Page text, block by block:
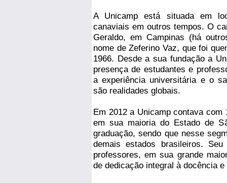
A Unicamp está situada em
canaviais em outros tempos. O
Geraldo, em Campinas (há
nome de Zeferino Vaz, que foi
1966. Desde a sua fundação a
presença de estudantes e
a experiência universitária e o
são realidades globais.
Em 2012 a Unicamp contava
em sua maioria do Estado de
graduação, sendo que nesse
demais estados brasileiros.
professores, em sua grande
de dedicação integral à docência